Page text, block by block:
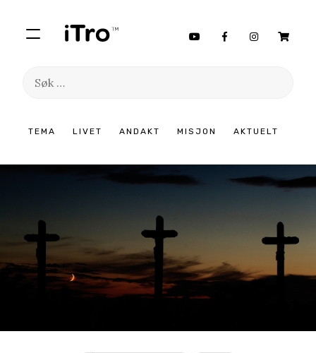
TEMA LIVET ANDAKT MISJON AKTUELT
Søk
innhold